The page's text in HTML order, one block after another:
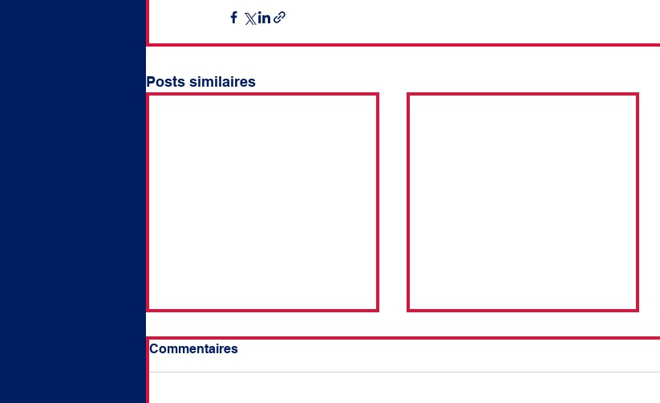
Posts similaires
Commentaires